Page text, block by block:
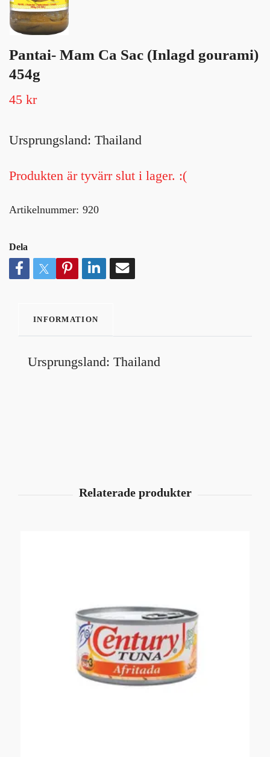
Pantai- Mam Ca Sac (Inlagd gourami)
454g
45 kr
Ursprungsland: Thailand
Produkten är tyvärr slut i lager. :(
Artikelnummer: 920
Dela
INFORMATION
Ursprungsland: Thailand